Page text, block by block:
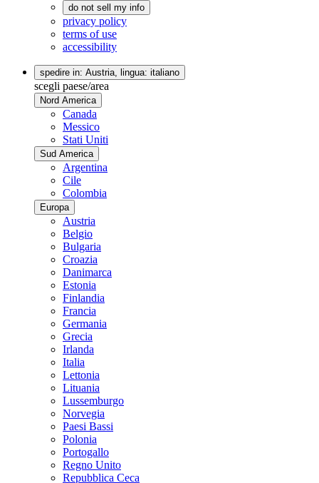
do not sell my info
privacy policy
terms of use
accessibility
spedire in: Austria, lingua: italiano
scegli paese/area
Nord America
Canada
Messico
Stati Uniti
Sud America
Argentina
Cile
Colombia
Europa
Austria
Belgio
Bulgaria
Croazia
Danimarca
Estonia
Finlandia
Francia
Germania
Grecia
Irlanda
Italia
Lettonia
Lituania
Lussemburgo
Norvegia
Paesi Bassi
Polonia
Portogallo
Regno Unito
Repubblica Ceca